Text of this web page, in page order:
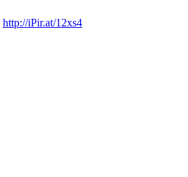
http://iPir.at/12xs4